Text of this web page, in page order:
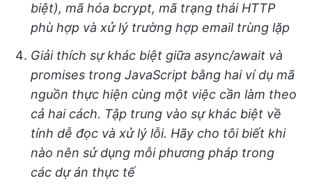
biệt), mã hóa bcrypt, mã trạng thái HTTP
phù hợp và xử lý trường hợp email trùng lặp
Giải thích sự khác biệt giữa async/await và
promises trong JavaScript bằng hai ví dụ mã
nguồn thực hiện cùng một việc cần làm theo
cả hai cách. Tập trung vào sự khác biệt về
tính dễ đọc và xử lý lỗi. Hãy cho tôi biết khi
nào nên sử dụng mỗi phương pháp trong
các dự án thực tế